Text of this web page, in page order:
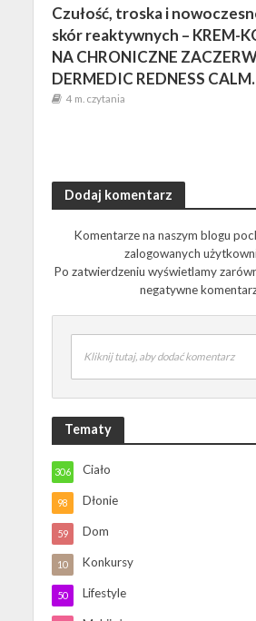
Czułość, troska i
skór reaktywnych – KREM-
NA CHRONICZNE
DERMEDIC REDNESS CALM.
4 m. czytania
Dodaj komentarz
Komentarze na naszym blogu
zalogowanych
Po zatwierdzeniu wyświetlamy
negatywne
Kliknij tutaj, aby dodać komentarz
Tematy
Ciało
306
Dłonie
98
Dom
59
Konkursy
10
Lifestyle
50